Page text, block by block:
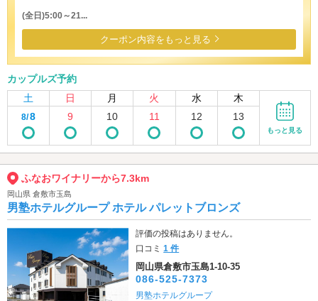
(全日)5:00～21...
クーポン内容をもっと見る
カップルズ予約
土
日 月 火 水 木
8/8 9 10 11 12 13
もっと見る
ふなおワイナリーから7.3km
岡山県 倉敷市玉島
男塾ホテルグループ ホテル パレットブロンズ
評価の投稿はありません。
口コミ1 件
岡山県倉敷市玉島1-10-35
086-525-7373
男塾ホテルグループ